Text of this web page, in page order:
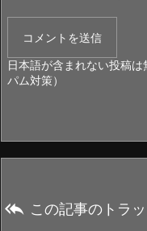
日本語が含まれない投稿
パム対策）
 この記事のトラ